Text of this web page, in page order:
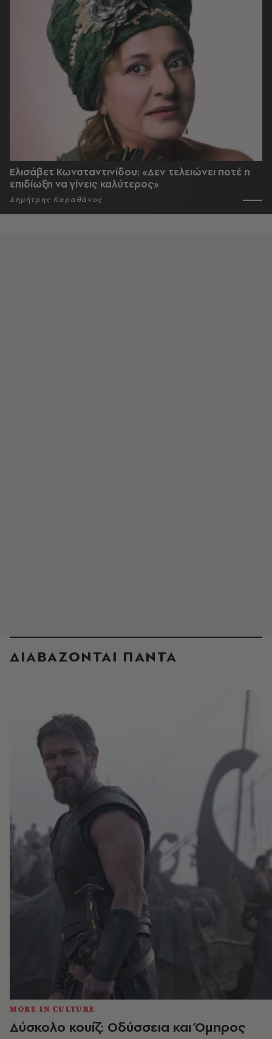
Ελισάβετ Κωνσταντινίδου: «Δεν τελειώνει ποτέ η
επιδίωξη να γίνεις καλύτερος»
Δημήτρης Καραθάνος
ΔΙΑΒΑΖΟΝΤΑΙ ΠΑΝΤΑ
MORE IN CULTURE
Δύσκολο κουίζ: Οδύσσεια και Όμηρος